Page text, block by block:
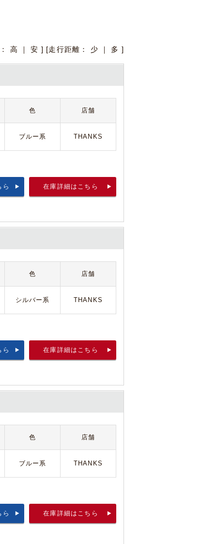
高 ｜安 ] [走行距離： 少 ｜ 多 ]
色 店舗
ブルー系 THANKS
在庫詳細はこちら
ら
色 店舗
シルバー系 THANKS
在庫詳細はこちら
ら
色 店舗
ブルー系 THANKS
在庫詳細はこちら
ら